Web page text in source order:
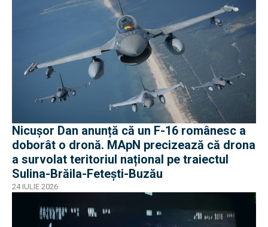
Nicușor Dan anunță că un F-16 românesc a
doborât o dronă. MApN precizează că drona
a survolat teritoriul național pe traiectul
Sulina-Brăila-Fetești-Buzău
24 IULIE 2026